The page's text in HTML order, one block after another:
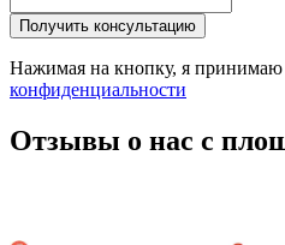
Получить консультацию
Нажимая на кнопку, я принимаю
конфиденциальности
Отзывы о нас с